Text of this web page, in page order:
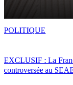
EXCLUSIF : La
controversée au
POLITIQUE